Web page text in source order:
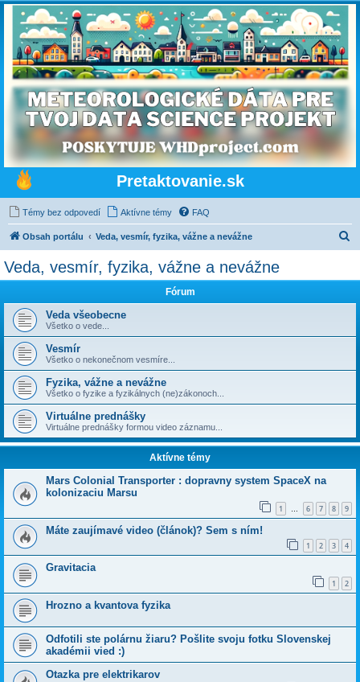
Pretaktovanie.sk
Témy bez odpovedí Aktívne témy FAQ
Obsah portálu Veda, vesmír, fyzika, vážne a nevážne
Veda, vesmír, fyzika, vážne a nevážne
Fórum
Veda všeobecne
Všetko o vede...
Vesmír
Všetko o nekonečnom vesmíre...
Fyzika, vážne a nevážne
Všetko o fyzike a fyzikálnych (ne)zákonoch...
Virtuálne prednášky
Virtuálne prednášky formou video záznamu...
Aktívne témy
Mars Colonial Transporter : dopravny system SpaceX na
kolonizaciu Marsu
1 … 6 7 8 9
Máte zaujímavé video (článok)? Sem s ním!
1 2 3 4
Gravitacia
1 2
Hrozno a kvantova fyzika
Odfotili ste polárnu žiaru? Pošlite svoju fotku Slovenskej
akadémii vied :)
Otazka pre elektrikarov